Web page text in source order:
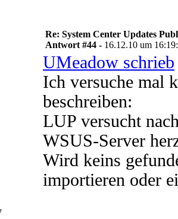
Re: System Center Updates
Antwort #44 - 16.12.10 um
UMeadow schrieb
Ich versuche mal
beschreiben:
LUP versucht
WSUS-Server
Wird keins
importieren oder